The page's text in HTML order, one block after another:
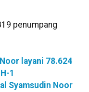
penumpang
layani 78.624
1
Syamsudin Noor